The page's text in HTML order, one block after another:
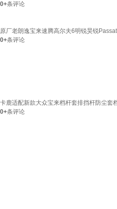
0+条评论
原厂老朗逸宝来速腾高尔夫6明锐昊锐
0+条评论
卡鹿适配新款大众宝来档杆套排挡杆防尘
0+条评论